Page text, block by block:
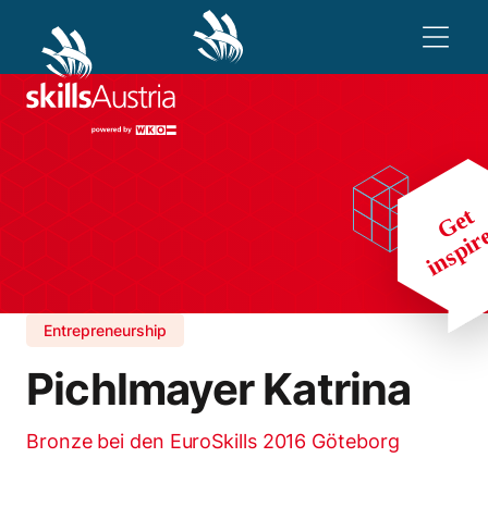
Entrepreneurship
Pichlmayer Katrina
Bronze bei den EuroSkills 2016 Göteborg